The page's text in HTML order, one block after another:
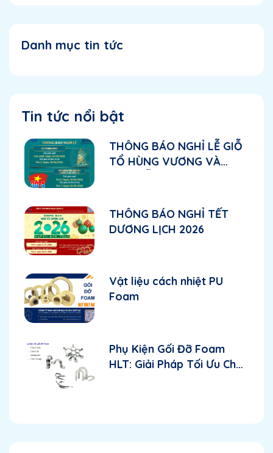
Danh mục tin tức
Tin tức nổi bật
THÔNG BÁO NGHỈ LỄ GIỖ
TỔ HÙNG VƯƠNG VÀ
THÔNG BÁO NGHỈ TẾT
DƯƠNG LỊCH 2026
Vật liệu cách nhiệt PU
Foam
Phụ Kiện Gối Đỡ Foam
HLT: Giải Pháp Tối Ưu Cho